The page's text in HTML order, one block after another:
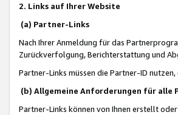
2. Links auf Ihrer Website
(a) Partner-Links
Nach Ihrer Anmeldung für das
Zurückverfolgung, Berichterstattung und
Partner-Links müssen die Partner-ID
(b) Allgemeine Anforderungen für alle
Partner-Links können von Ihnen erstellt